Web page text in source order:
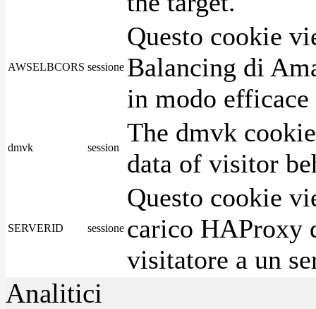
AWSELBCORS sessione
Questo cookie
Balancing di
in modo
dmvk session
The dmvk
data of visitor
SERVERID sessione
Questo cookie
carico HAProxy
visitatore a un
Analitici